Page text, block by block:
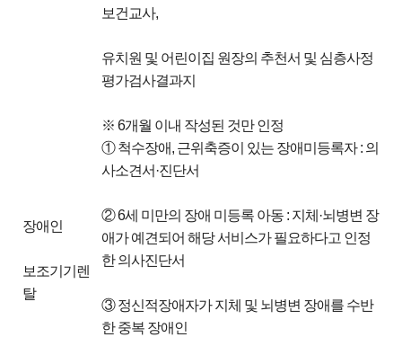
보건교사,
유치원 및 어린이집 원장의 추천서 및 심층사정
평가검사결과지
※ 6개월 이내 작성된 것만 인정
장애인
보조기기렌
탈
① 척수장애, 근위축증이 있는 장애미등록자 : 의
사소견서·진단서
② 6세 미만의 장애 미등록 아동 : 지체·뇌병변 장
애가 예견되어 해당 서비스가 필요하다고 인정
한 의사진단서
③ 정신적장애자가 지체 및 뇌병변 장애를 수반
한 중복 장애인